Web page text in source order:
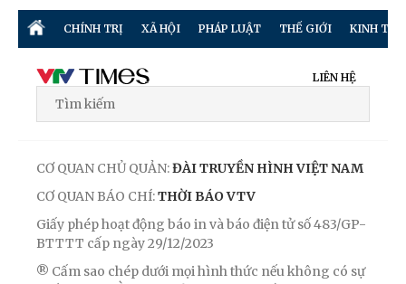
CHÍNH TRỊ XÃ HỘI PHÁP LUẬT THẾ GIỚI KINH TẾ
LIÊN HỆ
CƠ QUAN CHỦ QUẢN:ĐÀI TRUYỀN HÌNH VIỆT NAM
CƠ QUAN BÁO CHÍ:THỜI BÁO VTV
Giấy phép hoạt động báo in và báo điện tử số 483/GP-
BTTTT cấp ngày 29/12/2023
® Cấm sao chép dưới mọi hình thức nếu không có sự